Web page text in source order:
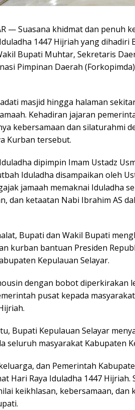
— Suasana khidmat dan penuh
1447 Hijriah yang dihadiri
Bupati Muhtar, Sekretaris
Pimpinan Daerah
masjid hingga halaman
Kehadiran jajaran
kebersamaan dan silaturahmi
Kurban tersebut.
dipimpin Imam Ustadz
Iduladha disampaikan oleh
jamaah memaknai Iduladha
dan ketaatan Nabi Ibrahim AS
Bupati dan Wakil Bupati
kurban bantuan Presiden
Kepulauan Selayar.
dengan bobot diperkirakan
pusat kepada
Bupati Kepulauan Selayar
seluruh masyarakat Kabupaten
dan Pemerintah
Hari Raya Iduladha 1447
keikhlasan, kebersamaan, dan